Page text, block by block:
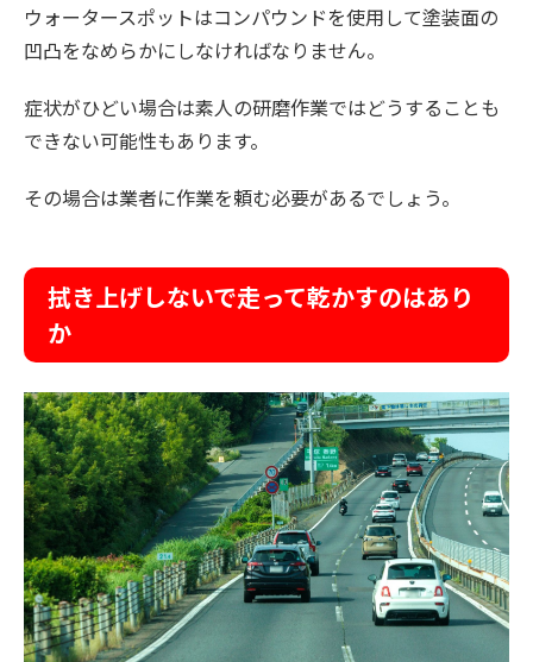
ウォータースポットはコンパウンドを使用して塗装面の
凹凸をなめらかにしなければなりません。
症状がひどい場合は素人の研磨作業ではどうすることも
できない可能性もあります。
その場合は業者に作業を頼む必要があるでしょう。
拭き上げしないで走って乾かすのはあり
か